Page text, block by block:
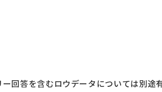
回答を含むロウデータについては別途